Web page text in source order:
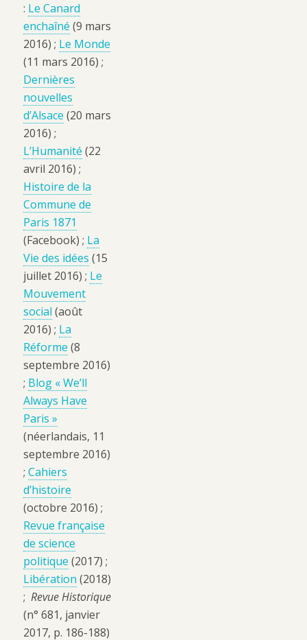
: Le Canard
enchaîné (9 mars
2016) ; Le Monde
(11 mars 2016) ;
Dernières
nouvelles
d’Alsace (20 mars
2016) ;
L’Humanité (22
avril 2016) ;
Histoire de la
Commune de
Paris 1871
(Facebook) ; La
Vie des idées (15
juillet 2016) ; Le
Mouvement
social (août
2016) ; La
Réforme (8
septembre 2016)
; Blog « We’ll
Always Have
Paris »
(néerlandais, 11
septembre 2016)
; Cahiers
d’histoire
(octobre 2016) ;
Revue française
de science
politique (2017) ;
Libération (2018)
; Revue Historique
(n° 681, janvier
2017, p. 186-188)